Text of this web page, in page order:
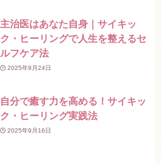
主治医はあなた自身｜サイキッ
ク・ヒーリングで人生を整えるセ
ルフケア法
2025年9月24日
自分で癒す力を高める！サイキッ
ク・ヒーリング実践法
2025年9月16日